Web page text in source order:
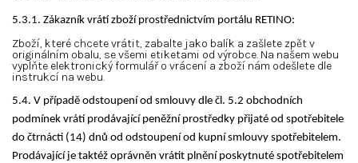
5.3.1. Zákazník vrátí zboží prostřednictvím portálu RETINO:
Zboží, které chcete vrátit, zabalte jako balík a zašlete zpět v
originálním obalu, se všemi etiketami od výrobce. Na našem webu
vyplňte elektronický formulář o vrácení a zboží nám odešlete dle
instrukcí na webu.
5.4. V případě odstoupení od smlouvy dle čl. 5.2 obchodních
podmínek vrátí prodávající peněžní prostředky přijaté od spotřebitele
do čtrnácti (14) dnů od odstoupení od kupní smlouvy spotřebitelem.
Prodávající je taktéž oprávněn vrátit plnění poskytnuté spotřebitelem